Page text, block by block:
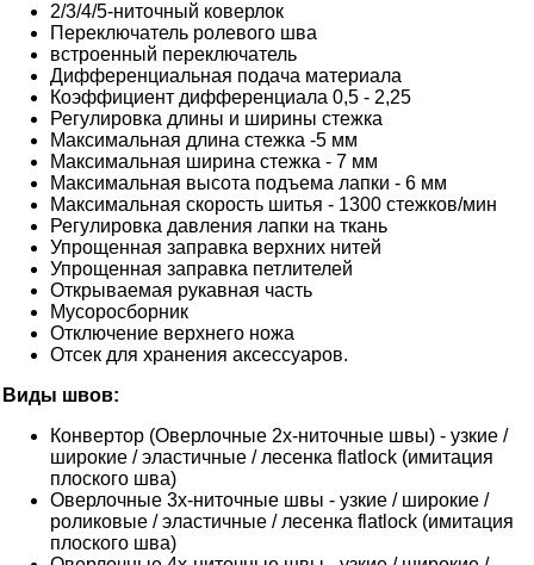
2/3/4/5-ниточный коверлок
Переключатель ролевого шва
встроенный переключатель
Дифференциальная подача материала
Коэффициент дифференциала 0,5 - 2,25
Регулировка длины и ширины стежка
Максимальная длина стежка -5 мм
Максимальная ширина стежка - 7 мм
Максимальная высота подъема лапки - 6 мм
Максимальная скорость шитья - 1300 стежков/мин
Регулировка давления лапки на ткань
Упрощенная заправка верхних нитей
Упрощенная заправка петлителей
Открываемая рукавная часть
Мусоросборник
Отключение верхнего ножа
Отсек для хранения аксессуаров.
Виды швов:
Конвертор (Оверлочные 2х-ниточные швы) - узкие /
широкие / эластичные / лесенка flatlock (имитация
плоского шва)
Оверлочные 3х-ниточные швы - узкие / широкие /
роликовые / эластичные / лесенка flatlock (имитация
плоского шва)